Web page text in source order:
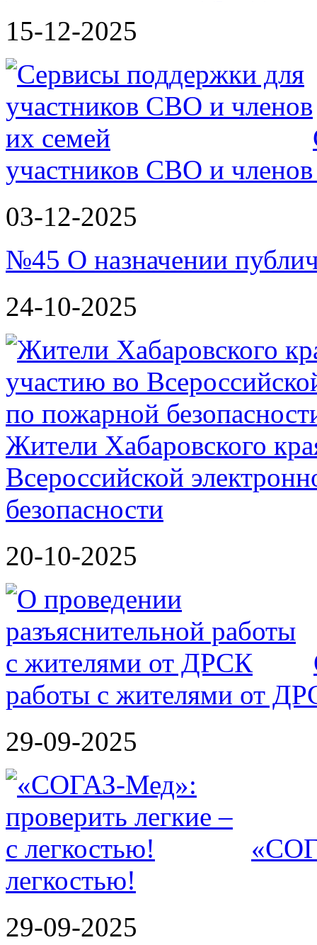
15-12-2025
участников СВО и
03-12-2025
№45 О назначении
24-10-2025
Жители Хабаровского
Всероссийской
безопасности
20-10-2025
работы с жителями от
29-09-2025
легкостью!
29-09-2025